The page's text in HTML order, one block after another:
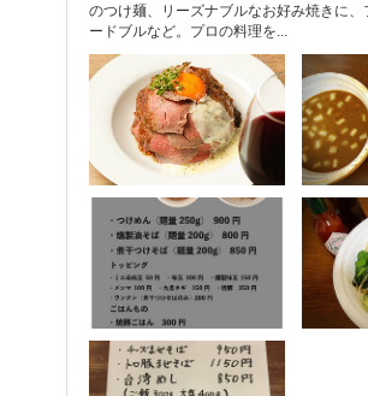
のつけ麺、リーズナブルなお好み焼きに、
ードブルなど。プロの料理を...